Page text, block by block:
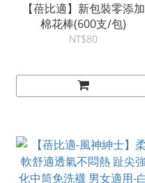
【蓓比適】新包裝零添加
棉花棒(600支/包)
NT$80